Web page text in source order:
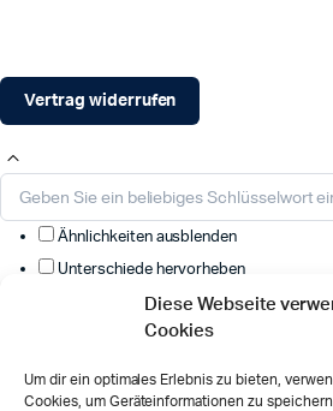
Diese Webseite
Cookies
Um dir ein optimales Erlebnis zu bieten,
Cookies, um Geräteinformationen zu
Vertrag widerrufen
Ähnlichkeiten ausblenden
Unterschiede hervorheben
Wählen Sie die anzuzeigenden
anzuordnen.
Bild